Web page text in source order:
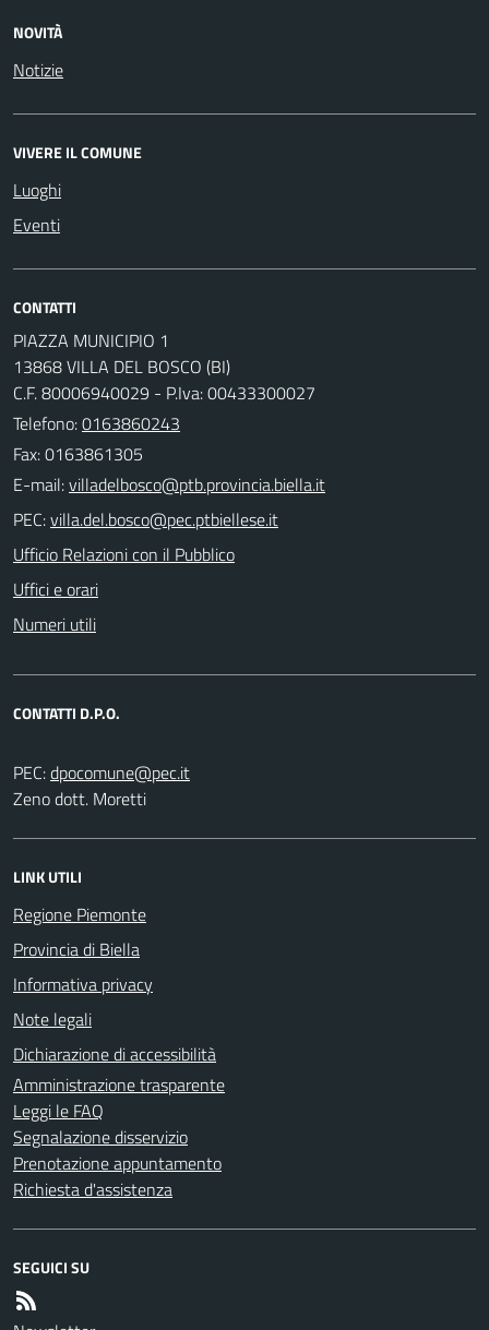
NOVITÀ
Notizie
VIVERE IL COMUNE
Luoghi
Eventi
CONTATTI
PIAZZA MUNICIPIO 1
13868 VILLA DEL BOSCO (BI)
C.F. 80006940029 - P.Iva: 00433300027
Telefono:0163860243
Fax: 0163861305
E-mail:
PEC:
Ufficio Relazioni con il Pubblico
Uffici e orari
Numeri utili
CONTATTI D.P.O.
PEC:
Zeno dott. Moretti
LINK UTILI
Regione Piemonte
Provincia di Biella
Informativa privacy
Note legali
Dichiarazione di accessibilità
Amministrazione trasparente
Leggi le FAQ
Segnalazione disservizio
Prenotazione appuntamento
Richiesta d'assistenza
SEGUICI SU